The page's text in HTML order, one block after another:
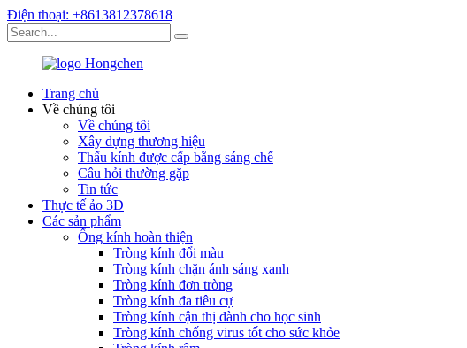
Điện thoại: +8613812378618
Trang chủ
Về chúng tôi
Về chúng tôi
Xây dựng thương hiệu
Thấu kính được cấp bằng sáng chế
Câu hỏi thường gặp
Tin tức
Thực tế ảo 3D
Các sản phẩm
Ống kính hoàn thiện
Tròng kính đổi màu
Tròng kính chặn ánh sáng xanh
Tròng kính đơn tròng
Tròng kính đa tiêu cự
Tròng kính cận thị dành cho học sinh
Tròng kính chống virus tốt cho sức khỏe